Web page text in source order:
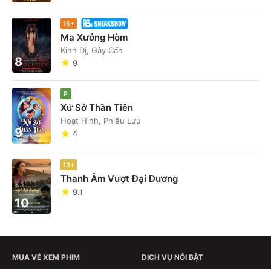
8
16+
Ma Xưởng Hòm
Kinh Dị, Gây Cấn
9
9
P
Xứ Sở Thần Tiên
Hoạt Hình, Phiêu Lưu
4
10
13+
Thanh Âm Vượt Đại Dương
9.1
MUA VÉ XEM PHIM DỊCH VỤ NỔI BẬT